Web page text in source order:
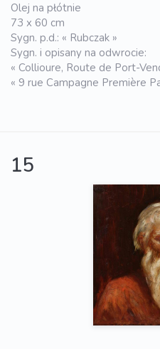
Olej na płótnie
73 x 60 cm
Sygn. p.d.: « Rubczak »
Sygn. i opisany na odwrocie:
« Collioure, Route de Port-
« 9 rue Campagne Première
15